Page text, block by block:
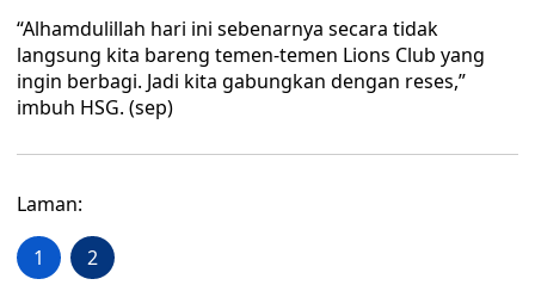
“Alhamdulillah hari ini sebenarnya secara tidak
langsung kita bareng temen-temen Lions Club yang
ingin berbagi. Jadi kita gabungkan dengan reses,”
imbuh HSG. (sep)
Laman:
1 2